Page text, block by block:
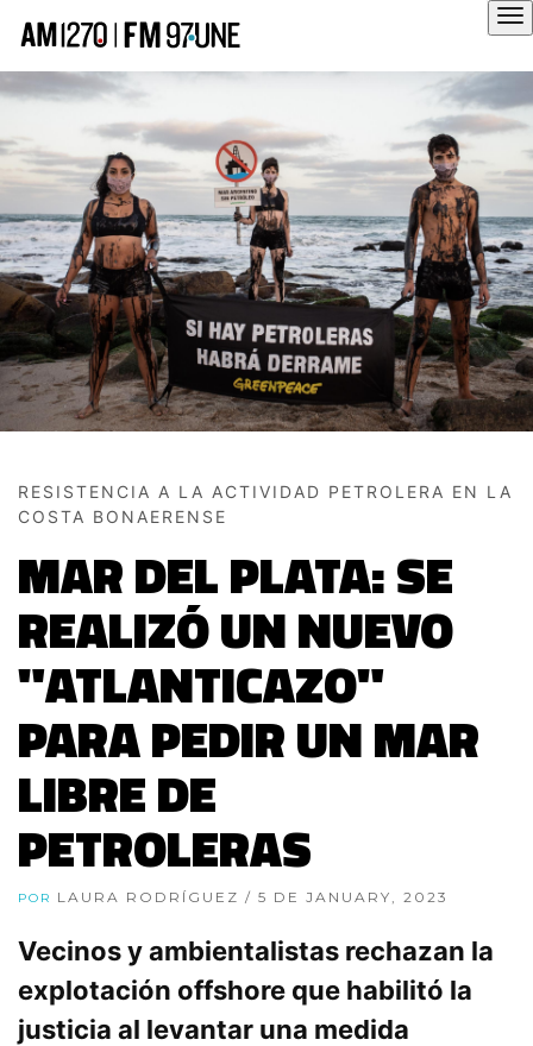
RESISTENCIA A LA ACTIVIDAD PETROLERA EN LA
COSTA BONAERENSE
MAR DEL PLATA: SE
REALIZÓ UN NUEVO
"ATLANTICAZO"
PARA PEDIR UN MAR
LIBRE DE
PETROLERAS
POR LAURA RODRÍGUEZ / 5 DE JANUARY, 2023
Vecinos y ambientalistas rechazan la
explotación offshore que habilitó la
justicia al levantar una medida